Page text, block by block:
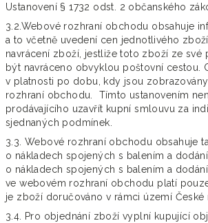
Ustanovení § 1732 odst. 2 občanského
3.2.Webové rozhraní obchodu obsahuje
a to včetně uvedení cen jednotlivého
navrácení zboží, jestliže toto zboží ze své
být navráceno obvyklou poštovní cestou.
v platnosti po dobu, kdy jsou
rozhraní obchodu. Tímto ustanovením
prodávajícího uzavřít kupní smlouvu za
sjednaných podmínek.
3.3. Webové rozhraní obchodu obsahuje
o nákladech spojených s balením a
o nákladech spojených s balením a
ve webovém rozhraní obchodu platí
je zboží doručováno v rámci území České
3.4. Pro objednání zboží vyplní kupující